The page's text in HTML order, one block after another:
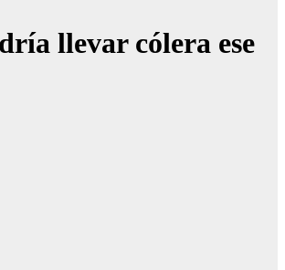
llevar cólera ese